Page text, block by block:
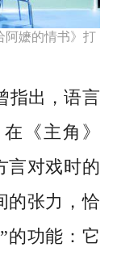
阿嬷的情书》打
指出，语言
《主角》
言对戏时的
的张力，恰
的功能：它